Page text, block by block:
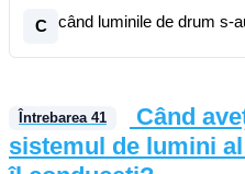
C când luminile de drum s-
Întrebarea 41
Când
sistemul de lumini